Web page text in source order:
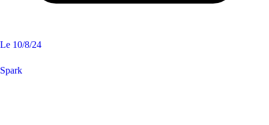
Le 10/8/24
Spark